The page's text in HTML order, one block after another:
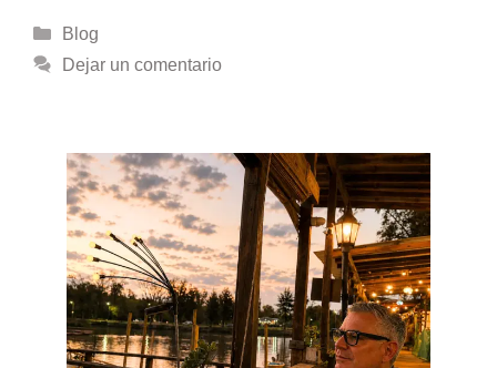
Categorías
Blog
Dejar un comentario